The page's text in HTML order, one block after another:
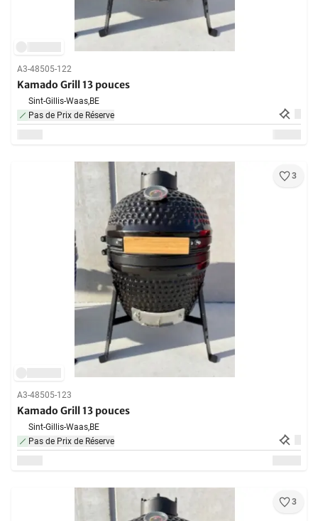
A3-48505-122
Kamado Grill 13 pouces
Sint-Gillis-Waas,BE
Pas de Prix de Réserve
3
A3-48505-123
Kamado Grill 13 pouces
Sint-Gillis-Waas,BE
Pas de Prix de Réserve
3